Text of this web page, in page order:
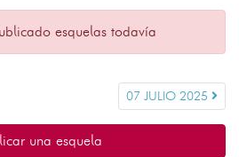
esquelas todavía
07 JULIO 2025
una esquela